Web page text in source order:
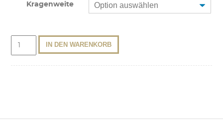
Kragenweite
IN DEN WARENKORB